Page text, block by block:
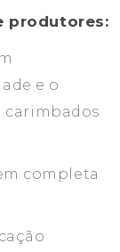
produtores:
e o
completa